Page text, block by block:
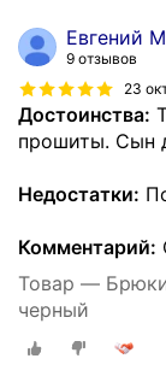
Евгений
9 отзывов
23
Достоинства:
прошиты. Сын
Недостатки:
Комментарий:
Товар —
черный